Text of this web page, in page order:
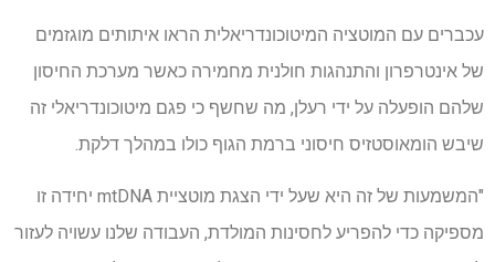
עכברים עם המוטציה המיטוכונדריאלית הראו איתותים מוגזמים
של אינטרפרון והתנהגות חולנית מחמירה כאשר מערכת החיסון
שלהם הופעלה על ידי רעלן, מה שחשף כי פגם מיטוכונדריאלי זה
שיבש הומאוסטזיס חיסוני ברמת הגוף כולו במהלך דלקת.
"המשמעות של זה היא שעל ידי הצגת מוטציית mtDNA יחידה זו
מספיקה כדי להפריע לחסינות המולדת, העבודה שלנו עשויה לעזור